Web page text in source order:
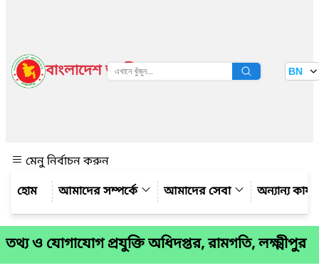
বাংলাদেশ জাতীয় তথ্য বাতায়ন BN
মেনু নির্বাচন করুন
আমাদের সম্পর্কে
আমাদের সেবা অন্যান্য
তথ্য ও যোগাযোগ প্রযুক্তি অধিদপ্তর, রামগতি, লক্ষ্মীপুর